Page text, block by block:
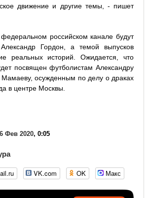
движение и другие темы, - пишет
российском канале будут
Гордон, а темой выпусков
реальных историй. Ожидается, что
посвящен футболистам Александру
Мамаеву, осужденным по делу о драках
в центре Москвы.
6 Фев 2020, 0:05
VK.com OK Макс